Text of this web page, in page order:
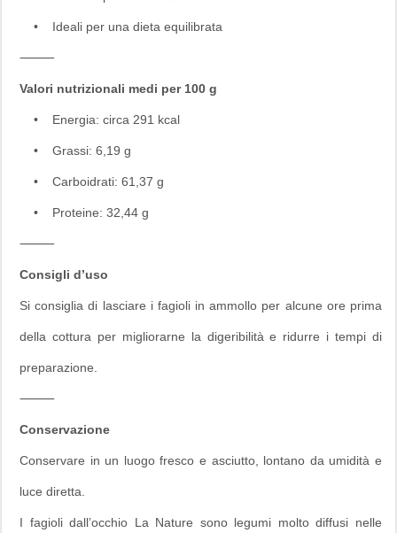
• Ideali per una dieta equilibrata
⸻
Valori nutrizionali medi per 100 g
• Energia: circa 291 kcal
• Grassi: 6,19 g
• Carboidrati: 61,37 g
• Proteine: 32,44 g
⸻
Consigli d’uso
Si consiglia di lasciare i fagioli in ammollo per alcune ore prima
della cottura per migliorarne la digeribilità e ridurre i tempi di
preparazione.
⸻
Conservazione
Conservare in un luogo fresco e asciutto, lontano da umidità e
luce diretta.
I fagioli dall’occhio La Nature sono legumi molto diffusi nelle